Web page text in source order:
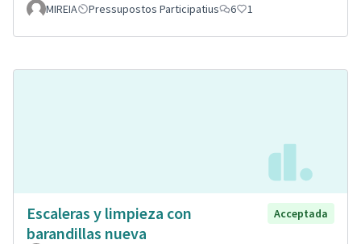
MIREIA Pressupostos Participatius 6 1
Escaleras y limpieza con
barandillas nueva
Acceptada